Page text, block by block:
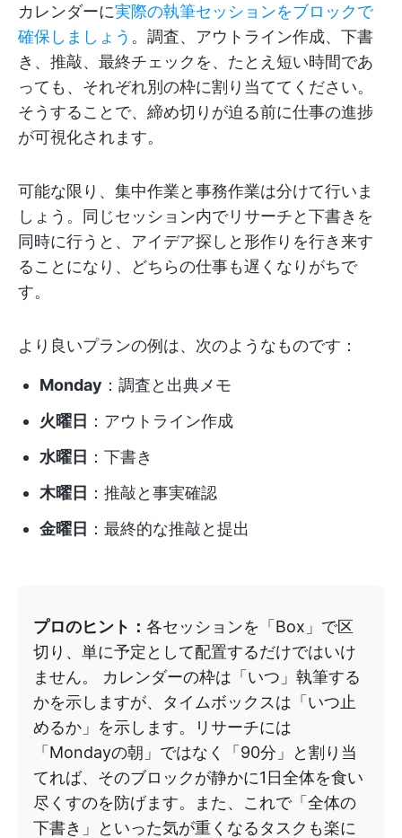
カレンダーに実際の執筆セッションをブロックで
確保しましょう 。調査、アウトライン作成、下書
き、推敲、最終チェックを、たとえ短い時間であ
っても、それぞれ別の枠に割り当ててください。
そうすることで、締め切りが迫る前に仕事の進捗
が可視化されます。
可能な限り、集中作業と事務作業は分けて行いま
しょう。同じセッション内でリサーチと下書きを
同時に行うと、アイデア探しと形作りを行き来す
ることになり、どちらの仕事も遅くなりがちで
す。
より良いプランの例は、次のようなものです：
Monday ：調査と出典メモ
火曜日 ：アウトライン作成
水曜日 ：下書き
木曜日 ：推敲と事実確認
金曜日 ：最終的な推敲と提出
プロのヒント： 各セッションを「Box」で区
切り、単に予定として配置するだけではいけ
ません。 カレンダーの枠は「いつ」執筆する
かを示しますが、タイムボックスは「いつ止
めるか」を示します。リサーチには
「Mondayの朝」ではなく「90分」と割り当
てれば、そのブロックが静かに1日全体を食い
尽くすのを防げます。また、これで「全体の
下書き」といった気が重くなるタスクも楽に